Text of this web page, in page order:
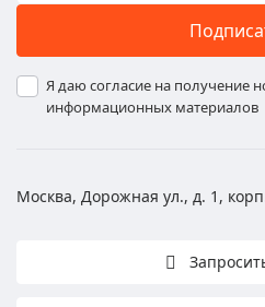
Я даю согласие на получение
информационных материалов
Москва, Дорожная ул., д. 1,